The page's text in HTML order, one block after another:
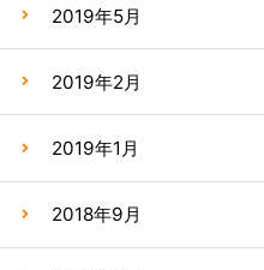
2019年5月
2019年2月
2019年1月
2018年9月